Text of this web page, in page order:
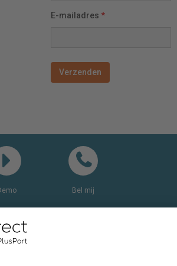
E-mailadres *
Bel mij
Vragen? Bel ons gerust:
+31(0)85 0719 500